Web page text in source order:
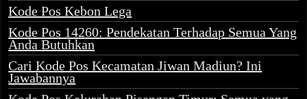
Kode Pos Kebon Lega
Kode Pos 14260: Pendekatan Terhadap Semua Yang
Anda Butuhkan
Cari Kode Pos Kecamatan Jiwan Madiun? Ini
Jawabannya